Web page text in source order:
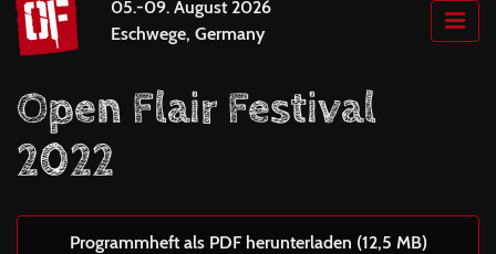
05.-09. August 2026
Eschwege, Germany
Open Flair Festival
2022
Programmheft als PDF herunterladen (12,5 MB)